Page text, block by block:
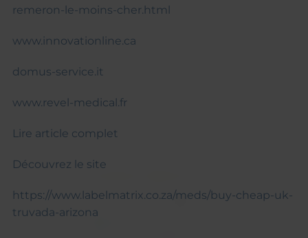
remeron-le-moins-cher.html
www.innovationline.ca
domus-service.it
www.revel-medical.fr
Lire article complet
Découvrez le site
https://www.labelmatrix.co.za/meds/buy-cheap-uk-
truvada-arizona